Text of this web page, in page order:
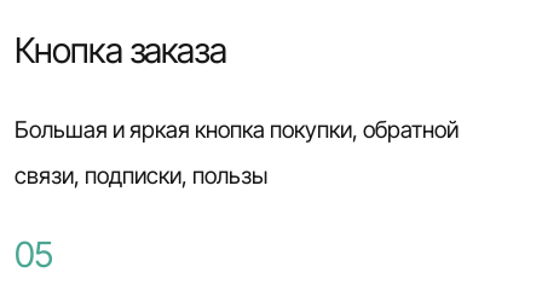
Кнопка заказа
Большая и яркая кнопка покупки, обратной
связи, подписки, пользы
05